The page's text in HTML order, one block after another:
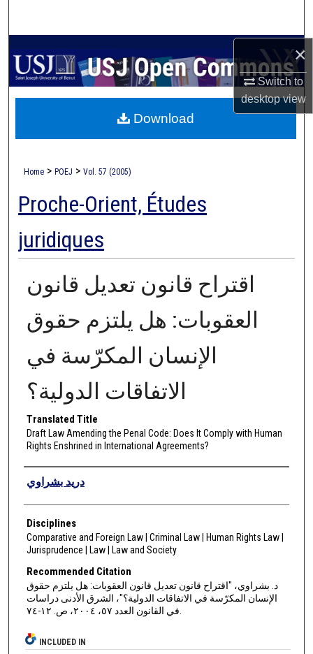
×
Switch to
desktopview
My Account
About
Home > POEJ > Vol. 57 (2005)
Proche-Orient, Études
juridiques
اقتراح قانون تعديل قانون
العقوبات: هل يلتزم حقوق
الإنسان المكرّسة في
الاتفاقات الدولية؟
Translated Title
Draft Law Amending the Penal Code: Does It Comply with Human
Rights Enshrined in International Agreements?
Authors
دريد بشراوي
Disciplines
Comparative and Foreign Law | Criminal Law | Human Rights Law |
Jurisprudence | Law | Law and Society
Recommended Citation
د. بشراوي، "اقتراح قانون تعديل قانون العقوبات: هل يلتزم حقوق
الإنسان المكرّسة في الاتفاقات الدولية؟"، الشرق الأدنى دراسات
في القانون العدد ٥٧، ٢٠٠٤، ص. ١٢-٧٤.
Download
INCLUDED IN